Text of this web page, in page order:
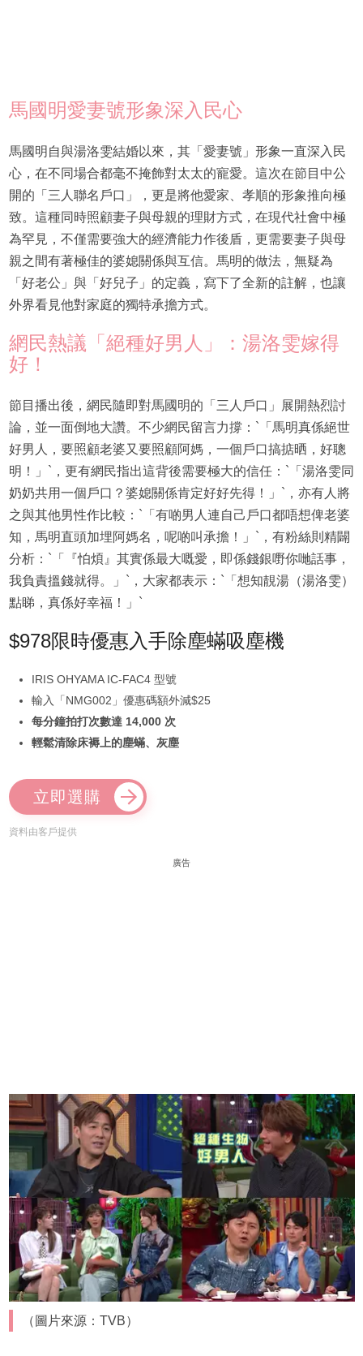
馬國明愛妻號形象深入民心
馬國明自與湯洛雯結婚以來，其「愛妻號」形象一直深入民
心，在不同場合都毫不掩飾對太太的寵愛。這次在節目中公
開的「三人聯名戶口」，更是將他愛家、孝順的形象推向極
致。這種同時照顧妻子與母親的理財方式，在現代社會中極
為罕見，不僅需要強大的經濟能力作後盾，更需要妻子與母
親之間有著極佳的婆媳關係與互信。馬明的做法，無疑為
「好老公」與「好兒子」的定義，寫下了全新的註解，也讓
外界看見他對家庭的獨特承擔方式。
網民熱議「絕種好男人」：湯洛雯嫁得
好！
節目播出後，網民隨即對馬國明的「三人戶口」展開熱烈討
論，並一面倒地大讚。不少網民留言力撐：`「馬明真係絕世
好男人，要照顧老婆又要照顧阿媽，一個戶口搞掂晒，好聰
明！」`，更有網民指出這背後需要極大的信任：`「湯洛雯同
奶奶共用一個戶口？婆媳關係肯定好好先得！」`，亦有人將
之與其他男性作比較：`「有啲男人連自己戶口都唔想俾老婆
知，馬明直頭加埋阿媽名，呢啲叫承擔！」`，有粉絲則精闢
分析：`「『怕煩』其實係最大嘅愛，即係錢銀嘢你哋話事，
我負責搵錢就得。」`，大家都表示：`「想知靚湯（湯洛雯）
點睇，真係好幸福！」`
$978限時優惠入手除塵蟎吸塵機
IRIS OHYAMA IC-FAC4 型號
輸入「NMG002」優惠碼額外減$25
每分鐘拍打次數達 14,000 次
輕鬆清除床褥上的塵蟎、灰塵
立即選購
資料由客戶提供
廣告
（圖片來源：TVB）